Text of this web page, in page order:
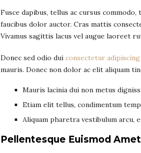
Fusce dapibus, tellus ac cursus
faucibus dolor auctor. Cras mattis
Vivamus sagittis lacus vel augue laoreet
Donec sed odio dui consectetur adipiscing
mauris. Donec non dolor ac elit aliquam
Mauris lacinia dui non metus
Etiam elit tellus, condimentum
Aliquam pharetra vestibulum arcu,
Pellentesque Euismod Amet